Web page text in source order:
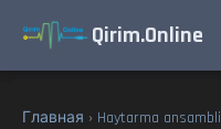
Qirim.Online
Главная › Haytarma ansambli